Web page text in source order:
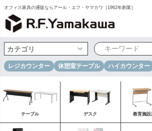
オフィス家具の通販ならアール・エフ・ヤマカワ［1962年創業］
レジカウンター 休憩室テーブル ハイカウンター
テーブル デスク 教育施設